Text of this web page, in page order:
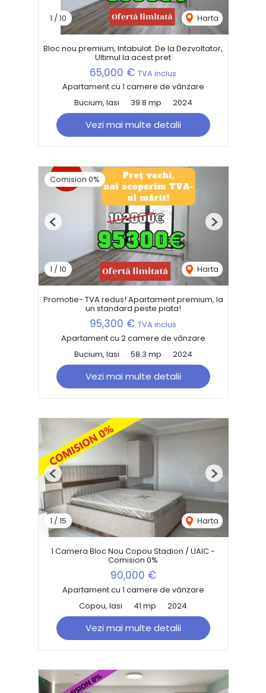
1 /10 Harta
Bloc nou premium, Intabulat. De la Dezvoltator,
Ultimul la acest pret
65,000 € TVA inclus
Apartament cu 1 camere de vânzare
Bucium, Iasi
39.8 mp 2024
Vezi mai multe detalii
Comision 0%
1 / 10 Harta
Previous Next
Promotie- TVA redus! Apartament premium, la
un standard peste piata!
95,300 € TVA inclus
Apartament cu 2 camere de vânzare
Bucium, Iasi
58.3 mp 2024
Vezi mai multe detalii
1 / 15 Harta
Previous Next
1 Camera Bloc Nou Copou Stadion / UAIC -
Comision 0%
90,000 €
Apartament cu 1 camere de vânzare
Copou, Iasi
41 mp 2024
Vezi mai multe detalii